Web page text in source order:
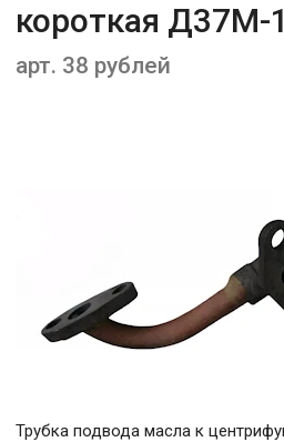
короткая Д37М-
арт. 38 рублей
Трубка подвода масла к